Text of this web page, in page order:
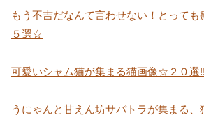
もう不吉だなんて言わせない！とっても
５選☆
可愛いシャム猫が集まる猫画像☆２０選!!
うにゃんと甘えん坊サバトラが集まる、